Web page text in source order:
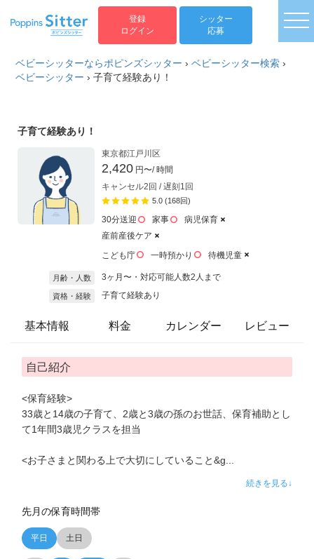
登録
ログイン
シッター
応募
ベビーシッターならポピンズシッター ›ベビーシッター検索 ›
ベビーシッター ›子育て経験あり！
子育て経験あり！
東京都江戸川区
2,420 円〜/ 時間
キャンセル2回 / 遅刻1回
5.0 (168回)
30分送迎 家事
病児保育
産前産後ケア
こども庁
一時預かり 待機児童
月齢・人数 3ヶ月〜・対応可能人数2人まで
資格・経験 子育て経験あり
基本情報 料金 カレンダー レビュー
自己紹介
<保育経験>
33歳と14歳の子育て、2歳と3歳の孫のお世話、保育補助とし
て1年間3歳児クラスを担当
<お子さまと関わる上で大切にしていること&g...
続きを見る↓
先月の保育時間帯
平日 土日